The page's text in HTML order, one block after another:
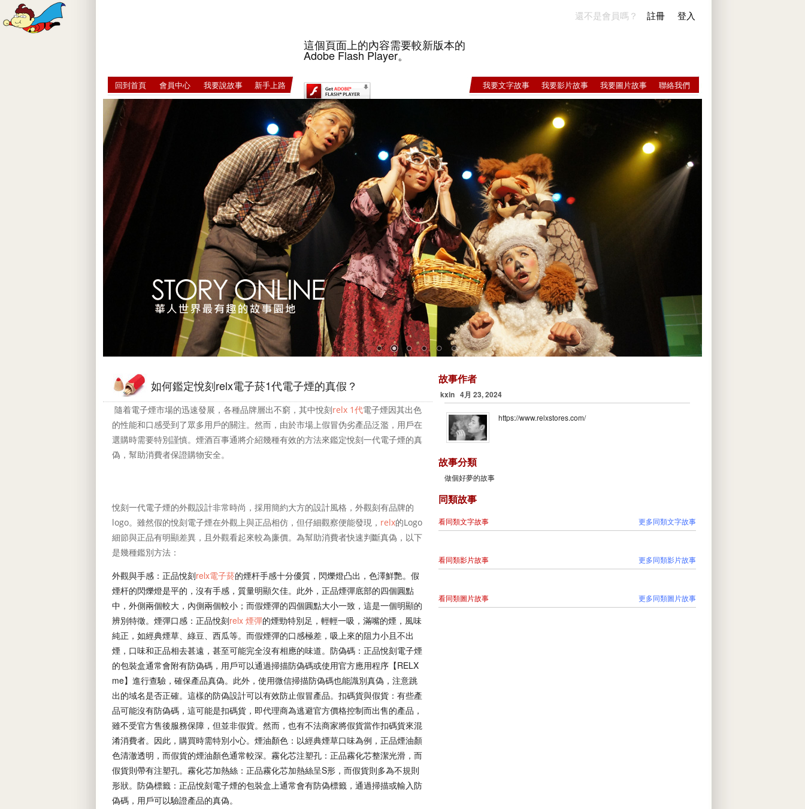
還不是會員嗎？ 註冊 登入
這個頁面上的內容需要較新版本的
Adobe Flash Player。
回到首頁 會員中心 我要說故事 新手上路 我要文字故事 我要影片故事 我要圖片故事 聯絡我們
如何鑑定悅刻relx電子菸1代電子煙的真假？
隨着電子煙市場的迅速發展，各種品牌層出不窮，其中悅刻relx 1代電子煙因其出色
的性能和口感受到了眾多用戶的關注。然而，由於市場上假冒伪劣產品泛濫，用戶在
選購時需要特別謹慎。煙酒百事通將介紹幾種有效的方法來鑑定悅刻一代電子煙的真
偽，幫助消費者保證購物安全。
悅刻一代電子煙的外觀設計非常時尚，採用簡約大方的設計風格，外觀刻有品牌的
logo。雖然假的悅刻電子煙在外觀上與正品相仿，但仔細觀察便能發現， relx的Logo
細節與正品有明顯差異，且外觀看起來較為廉價。為幫助消費者快速判斷真偽，以下
是幾種鑑別方法：
外觀與手感：正品悅刻relx電子菸的煙杆手感十分優質，閃爍燈凸出，色澤鮮艷。假
煙杆的閃爍燈是平的，沒有手感，質量明顯欠佳。此外，正品煙彈底部的四個圓點
中，外側兩個較大，內側兩個較小；而假煙彈的四個圓點大小一致，這是一個明顯的
辨別特徵。煙彈口感：正品悅刻relx 煙彈的煙勁特別足，輕輕一吸，滿嘴的煙，風味
純正，如經典煙草、綠豆、西瓜等。而假煙彈的口感極差，吸上來的阻力小且不出
煙，口味和正品相去甚遠，甚至可能完全沒有相應的味道。防偽碼：正品悅刻電子煙
的包裝盒通常會附有防偽碼，用戶可以通過掃描防偽碼或使用官方應用程序【RELX
me】進行查驗，確保產品真偽。此外，使用微信掃描防偽碼也能識別真偽，注意跳
出的域名是否正確。這樣的防偽設計可以有效防止假冒產品。扣碼貨與假貨：有些產
品可能沒有防偽碼，這可能是扣碼貨，即代理商為逃避官方價格控制而出售的產品，
雖不受官方售後服務保障，但並非假貨。然而，也有不法商家將假貨當作扣碼貨來混
淆消費者。因此，購買時需特別小心。煙油顏色：以經典煙草口味為例，正品煙油顏
色清澈透明，而假貨的煙油顏色通常較深。霧化芯注塑孔：正品霧化芯整潔光滑，而
假貨則帶有注塑孔。霧化芯加熱絲：正品霧化芯加熱絲呈S形，而假貨則多為不規則
形狀。防偽標籤：正品悅刻電子煙的包裝盒上通常會有防偽標籤，通過掃描或輸入防
偽碼，用戶可以驗證產品的真偽。
故事作者
kxin 4月 23, 2024
https://www.relxstores.com/
故事分類
做個好夢的故事
同類故事
看同類文字故事 更多同類文字故事
看同類影片故事 更多同類影片故事
看同類圖片故事 更多同類圖片故事